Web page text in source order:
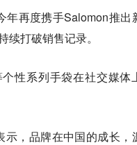
年再度携手Salomon推出
打破销售记录。
性系列手袋在社交媒体
，品牌在中国的成长，